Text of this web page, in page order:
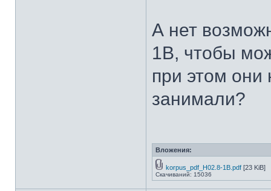
А нет
1В, чтобы
при этом они
занимали?
Вложения:
korpus_pdf_H02.8-1B.pdf [23 KiB]
Скачиваний: 15036